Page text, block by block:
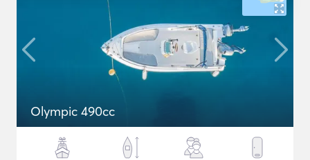
Olympic 490cc